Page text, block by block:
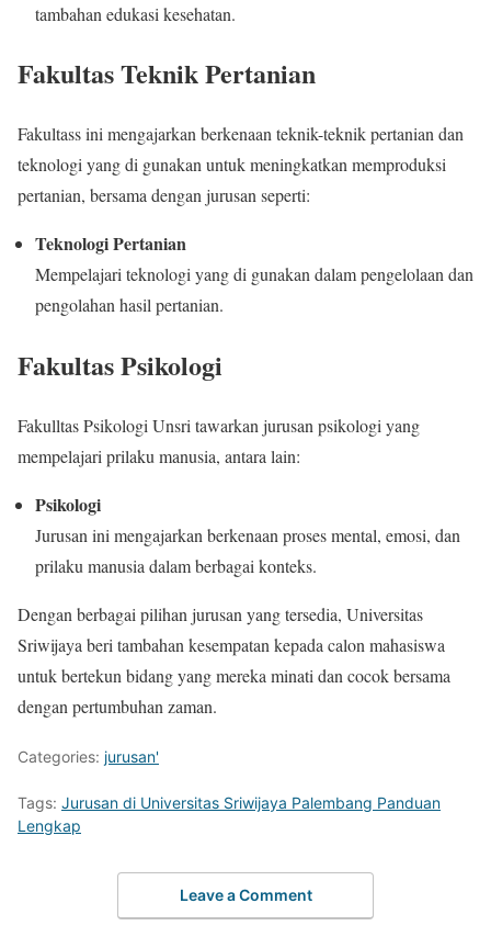
tambahan edukasi kesehatan.
Fakultas Teknik Pertanian
Fakultass ini mengajarkan berkenaan teknik-teknik pertanian dan
teknologi yang di gunakan untuk meningkatkan memproduksi
pertanian, bersama dengan jurusan seperti:
Teknologi Pertanian
Mempelajari teknologi yang di gunakan dalam pengelolaan dan
pengolahan hasil pertanian.
Fakultas Psikologi
Fakulltas Psikologi Unsri tawarkan jurusan psikologi yang
mempelajari prilaku manusia, antara lain:
Psikologi
Jurusan ini mengajarkan berkenaan proses mental, emosi, dan
prilaku manusia dalam berbagai konteks.
Dengan berbagai pilihan jurusan yang tersedia, Universitas
Sriwijaya beri tambahan kesempatan kepada calon mahasiswa
untuk bertekun bidang yang mereka minati dan cocok bersama
dengan pertumbuhan zaman.
Categories: jurusan'
Tags: Jurusan di Universitas Sriwijaya Palembang Panduan
Lengkap
Leave a Comment